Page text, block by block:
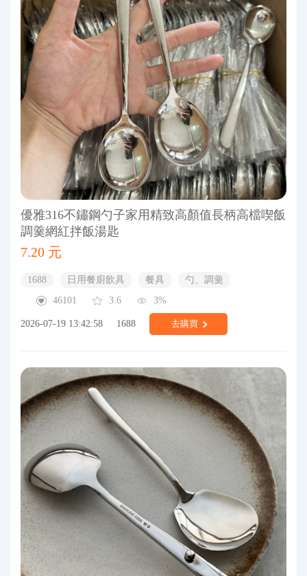
優雅316不鏽鋼勺子家用精致高顏值長柄高檔喫飯
調羹網紅拌飯湯匙
7.20 元
1688 日用餐廚飲具 餐具
勺、調羹
46101
3.6 3%
2026-07-19 13:42:58 1688 去購買